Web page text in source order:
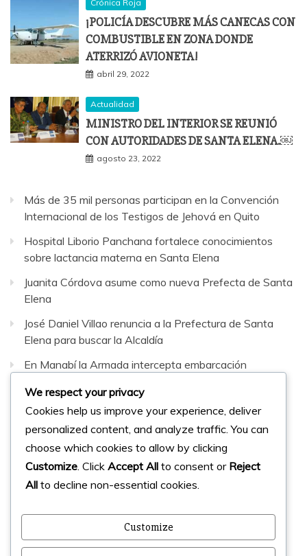
Crónica Roja
¡POLICÍA DESCUBRE MÁS CANECAS CON
COMBUSTIBLE EN ZONA DONDE
ATERRIZÓ AVIONETA!
abril 29, 2022
Actualidad
MINISTRO DEL INTERIOR SE REUNIÓ
CON AUTORIDADES DE SANTA ELENA.￼
agosto 23, 2022
Más de 35 mil personas participan en la Convención
Internacional de los Testigos de Jehová en Quito
Hospital Liborio Panchana fortalece conocimientos
sobre lactancia materna en Santa Elena
Juanita Córdova asume como nueva Prefecta de Santa
Elena
José Daniel Villao renuncia a la Prefectura de Santa
Elena para buscar la Alcaldía
En Manabí la Armada intercepta embarcación
fiscalización
Facebook
Instagram
Twitter
© 2023 Micharts. Todos los derechos reservados.
We respect your privacy
Cookies help us improve your experience, deliver
personalized content, and analyze traffic. You can
choose which cookies to allow by clicking
Customize . Click Accept All to consent or Reject
All to decline non-essential cookies.
Customize